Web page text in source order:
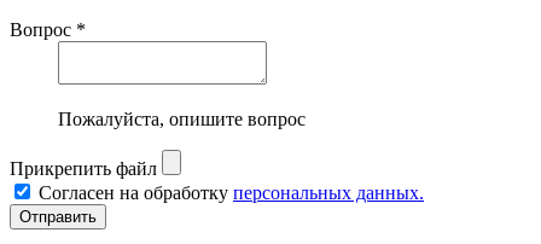
Вопрос *
Пожалуйста, опишите вопрос
Прикрепить файл
Согласен на обработку персональных данных.